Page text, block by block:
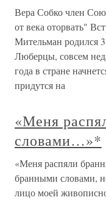
Вера Собко член
от века оторвать"
Мительман родился
Люберцы, совсем
года в стране
придутся на
«Меня
словами…»*
«Меня распяли
бранными словами,
лицо моей